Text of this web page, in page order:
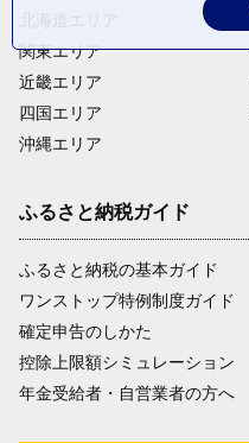
関東エリア
近畿エリア
四国エリア
沖縄エリア
ふるさと納税ガイド
ふるさと納税の基本ガイド
ワンストップ特例制度ガイド
確定申告のしかた
控除上限額シミュレーション
年金受給者・自営業者の方へ